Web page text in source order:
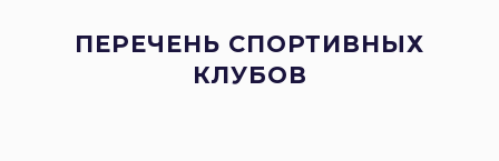
ПЕРЕЧЕНЬ СПОРТИВНЫХ
КЛУБОВ